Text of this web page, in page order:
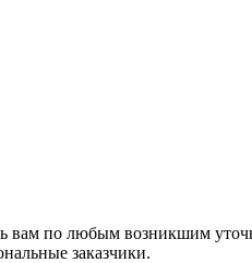
вам по любым возникшим
заказчики.